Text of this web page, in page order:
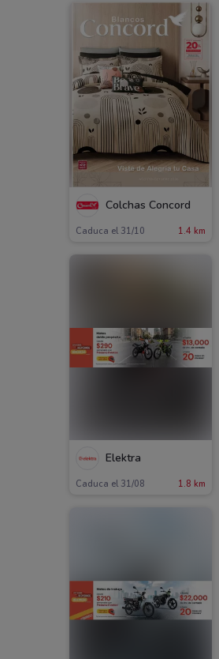
Colchas Concord
Caduca el 31/10 1.4 km
Elektra
Caduca el 31/08 1.8 km